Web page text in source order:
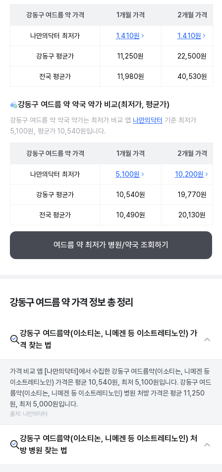
강동구 여드름 약가격 1개월 가격 2개월 가격
나만의닥터 최저가 1,410원 1,410원
강동구 평균가 11,250원 22,500원
전국 평균가 11,980원 40,530원
강동구 여드름 약 약국 약가 비교(최저가, 평균가)
강동구 여드름 약 약국 약가는 최저가 비교 앱 나만의닥터 기준 최저가
5,100원, 평균가 10,540원입니다.
강동구 여드름 약가격 1개월 가격 2개월 가격
나만의닥터 최저가 5,100원 10,200원
강동구 평균가 10,540원 19,770원
전국 평균가 10,490원 20,130원
여드름 약 최저가 병원/약국 조회하기
강동구 여드름 약 가격 정보 총 정리
강동구 여드름약(이소티논, 니메겐 등 이소트레티노인) 가
격 찾는 법
가격 비교 앱 [나만의닥터] 에서 수집한 강동구 여드름약(이소티논, 니메겐 등
이소트레티노인) 가격은 평균 10,540원, 최저 5,100원입니다. 강동구 여드
름약(이소티논, 니메겐 등 이소트레티노인) 병원 처방 가격은 평균 11,250
원, 최저 5,000원입니다.
출처: 나만의닥터
강동구 여드름약(이소티논, 니메겐 등 이소트레티노인) 처
방 병원 찾는 법